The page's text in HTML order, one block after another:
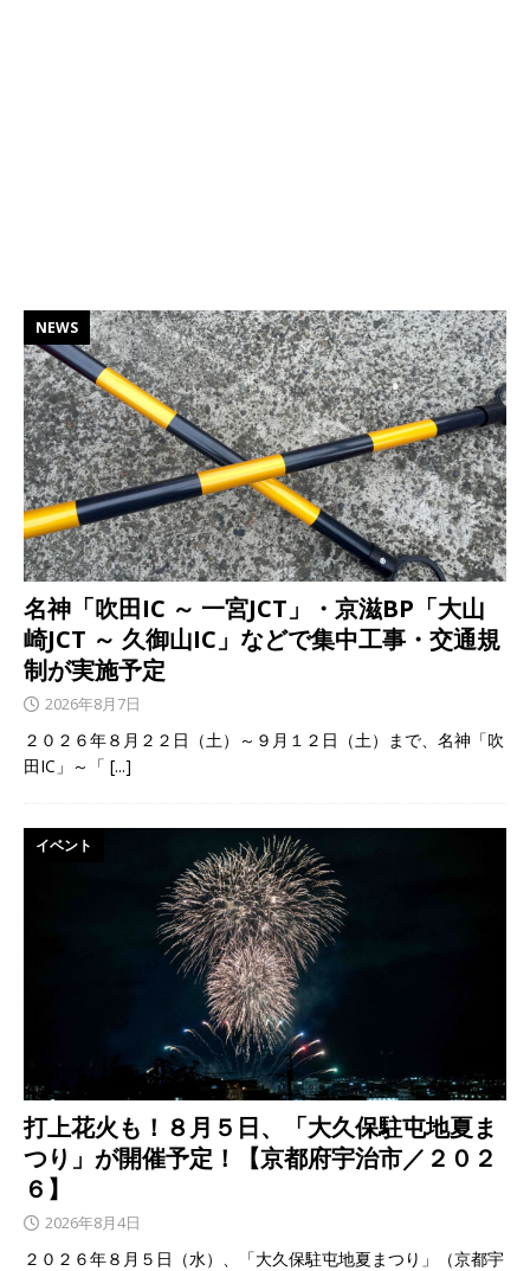
名神「吹田IC ～ 一宮JCT」・京滋BP「大山
崎JCT ～ 久御山IC」などで集中工事・交通規
制が実施予定
NEWS
2026年8月7日
２０２６年８月２２日（土）～９月１２日（土）まで、名神「吹
田IC」～「 [...]
打上花火も！８月５日、「大久保駐屯地夏ま
つり」が開催予定！【京都府宇治市／２０２
６】
イベント
2026年8月4日
２０２６年８月５日（水）、「大久保駐屯地夏まつり」（京都宇